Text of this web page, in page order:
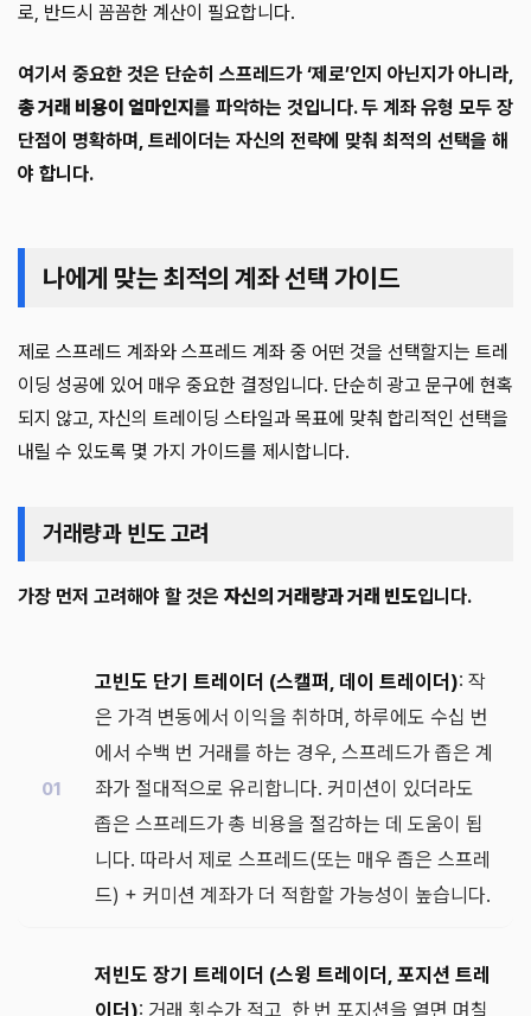
로, 반드시 꼼꼼한 계산이 필요합니다.
여기서 중요한 것은 단순히 스프레드가 ‘제로’인지 아닌지가 아니라,
총 거래 비용이 얼마인지 를 파악하는 것입니다. 두 계좌 유형 모두 장
단점이 명확하며, 트레이더는 자신의 전략에 맞춰 최적의 선택을 해
야 합니다.
나에게 맞는 최적의 계좌 선택 가이드
제로 스프레드 계좌와 스프레드 계좌 중 어떤 것을 선택할지는 트레
이딩 성공에 있어 매우 중요한 결정입니다. 단순히 광고 문구에 현혹
되지 않고, 자신의 트레이딩 스타일과 목표에 맞춰 합리적인 선택을
내릴 수 있도록 몇 가지 가이드를 제시합니다.
거래량과 빈도 고려
가장 먼저 고려해야 할 것은 자신의 거래량과 거래 빈도입니다.
고빈도 단기 트레이더 (스캘퍼, 데이 트레이더): 작
은 가격 변동에서 이익을 취하며, 하루에도 수십 번
에서 수백 번 거래를 하는 경우, 스프레드가 좁은 계
좌가 절대적으로 유리합니다. 커미션이 있더라도
좁은 스프레드가 총 비용을 절감하는 데 도움이 됩
니다. 따라서 제로 스프레드(또는 매우 좁은 스프레
드) + 커미션 계좌가 더 적합할 가능성이 높습니다.
저빈도 장기 트레이더 (스윙 트레이더, 포지션 트레
이더): 거래 횟수가 적고, 한 번 포지션을 열면 며칠